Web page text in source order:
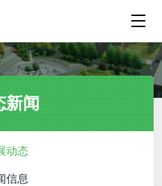
新闻
动态
信息